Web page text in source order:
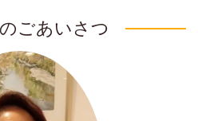
ごあいさつ